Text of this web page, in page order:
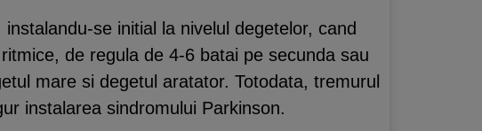
se initial la nivelul degetelor, cand
de regula de 4-6 batai pe secunda sau
mare si degetul aratator. Totodata, tremurul
instalarea sindromului Parkinson.